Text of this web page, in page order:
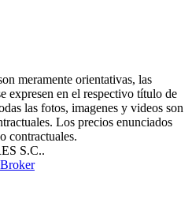
meramente orientativas, las
expresen en el respectivo título de
las fotos, imagenes y videos son
Los precios enunciados
contractuales.
S.C..